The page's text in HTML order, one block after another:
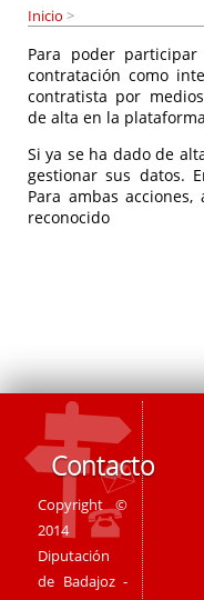
Inicio >
Para poder
contratación como
contratista por
de alta en la
Si ya se ha dado de
gestionar sus datos.
Para ambas
reconocido
Contacto
Copyright ©
2014
Diputación
de Badajoz -